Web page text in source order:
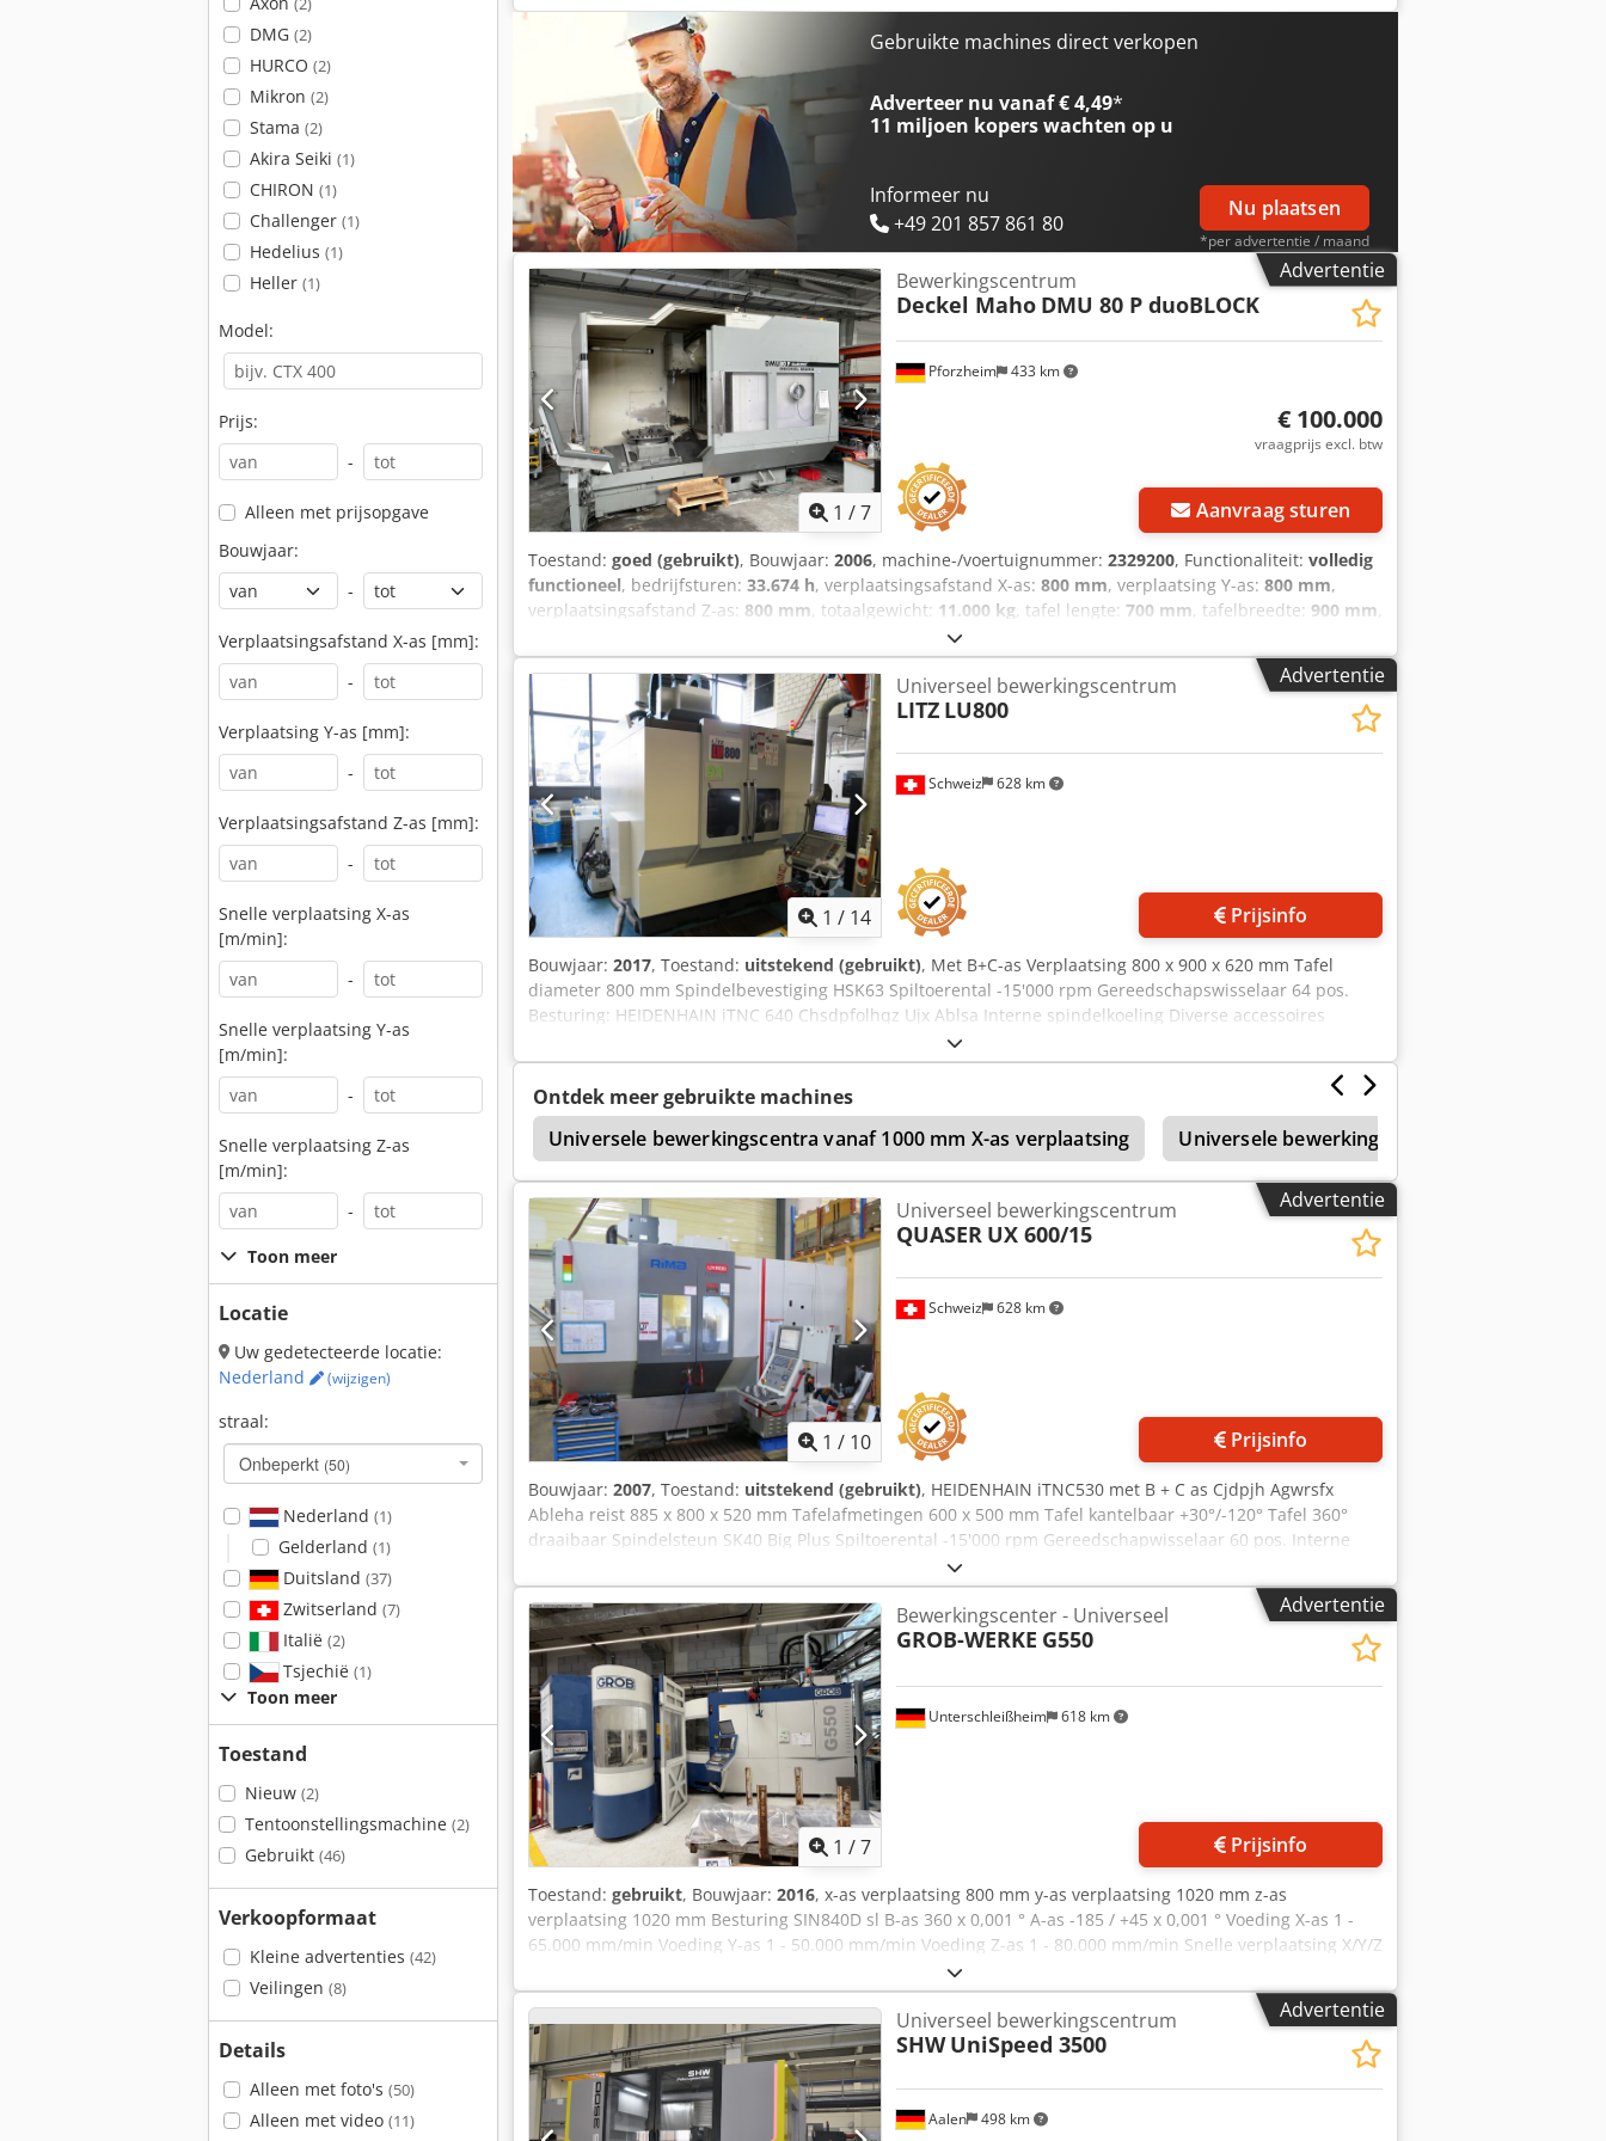
(2)
DMG (2)
HURCO (2)
Mikron (2)
Stama (2)
Akira Seiki (1)
CHIRON (1)
Challenger (1)
Hedelius (1)
Heller (1)
Model:
Prijs:
-
Alleen met prijsopgave
Bouwjaar:
-
Verplaatsingsafstand X-as [mm]:
-
Verplaatsing Y-as [mm]:
-
Verplaatsingsafstand Z-as [mm]:
-
Snelle verplaatsing X-as
[m/min]:
-
Snelle verplaatsing Y-as
[m/min]:
-
Snelle verplaatsing Z-as
[m/min]:
-
Toon meer
Locatie
Uw gedetecteerde locatie:
Nederland
(wijzigen)
straal:
Onbeperkt (50)
Nederland (1)
Gelderland (1)
Duitsland (37)
Zwitserland (7)
Italië (2)
Tsjechië (1)
Toon meer
Toestand
Nieuw (2)
Tentoonstellingsmachine (2)
Gebruikt (46)
Verkoopformaat
Kleine advertenties (42)
Veilingen (8)
Details
Alleen met foto's (50)
Alleen met video (11)
800 mm x 1.050 mm x 850 mm - Hoofdaandrijving: motoraangedreven spindel 12.000 toeren/min -
Gereedschapshouder: SK 50 - Universele freeskop met geregelde B-as - Gereedschapsmagazijn: 123
plaatsen - 3D-besturing Heidenhain TNC 640 - NC-draaitafel met palettendrager - 2 paletten d 800 mm x
630 mm - Draaipalletwisselaar Cedpfxszq S Dme Ablsha - Span hydrauliek 2/4 voor werktafel en
voorbereidingsplaats voor aansluiting van hydraulisch bediende spaninrichtingen, inclusief
paletvoorbereiding (basis machine) - IKZ 40 bar door het midden van de spindel - Spaanafvoer -
Documentatie - CE-markering - Uitgebreide verdere uitrusting ... Gedetailleerd technisch gegevensblad en
informatie over de uitrusting zijn op aanvraag beschikbaar. Zonder garantie voor de volledigheid en
juistheid van de technische gegevens en de uitrusting.
Gebruikte machines direct verkopen
Adverteer nu vanaf € 4,49*
11 miljoen koperswachten op u
Informeer nu
+49 201 857 861 80
Nu plaatsen
*per advertentie / maand
Advertentie
1 /7
Pforzheim 433 km
Bewerkingscentrum
Deckel Maho DMU 80 P duoBLOCK
€ 100.000
vraagprijs excl. btw
Aanvraag sturen
Toestand: goed (gebruikt), Bouwjaar: 2006, machine-/voertuignummer: 2329200, Functionaliteit: volledig
functioneel, bedrijfsturen: 33.674 h, verplaatsingsafstand X-as: 800 mm, verplaatsing Y-as: 800 mm,
verplaatsingsafstand Z-as: 800 mm, totaalgewicht: 11.000 kg, tafel lengte: 700 mm, tafelbreedte: 900 mm,
800 kg
MAHO, type: DMU 80 P duoBLOCK, bouwjaar: 2006, draaiuren (u): 33.674, serienr.: 2329200, verplaatsing
(X/Y/Z): 800/800/800 mm, max. spiltoerental 16.000 tpm, gereedschapshouder HSK 63, HEIDENHAIN Mill
Plus IT-besturing, G7-functie, interne koelmiddeltoevoer, 60-positie gereedschapwisselaar,
spanentransporteur, DMG-filtersysteem, serienr.: 13812-01560, DMG WK331-koelunit. Csdjrkz Rgjpfx
Abljha
Advertentie
1 / 14
Schweiz 628 km
Universeel bewerkingscentrum
LITZ LU800
Prijsinfo
Bouwjaar: 2017, Toestand: uitstekend (gebruikt), Met B+C-as Verplaatsing 800 x 900 x 620 mm Tafel
diameter 800 mm Spindelbevestiging HSK63 Spiltoerental -15'000 rpm Gereedschapswisselaar 64 pos.
Besturing: HEIDENHAIN iTNC 640 Chsdpfolhqz Ujx Ablsa Interne spindelkoeling Diverse accessoires
Ontdek meer gebruikte machines
Universele bewerkingscentra vanaf 1000 mm X-as verplaatsing
Universele bewerkingscentra 0-599 mm X-as
Maho Mh400C Maho
Advertentie
1 / 10
Schweiz 628 km
Universeel bewerkingscentrum
QUASER UX 600/15
Prijsinfo
Bouwjaar: 2007, Toestand: uitstekend (gebruikt), HEIDENHAIN iTNC530 met B + C as Cjdpjh Agwrsfx
Ableha reist 885 x 800 x 520 mm Tafelafmetingen 600 x 500 mm Tafel kantelbaar +30°/-120° Tafel 360°
draaibaar Spindelsteun SK40 Big Plus Spiltoerental -15'000 rpm Gereedschapwisselaar 60 pos. Interne
spilkoeling 3D taster Renishaw MARCELS MACHINES CH
Advertentie
1 /7
Unterschleißheim 618 km
Bewerkingscenter - Universeel
GROB-WERKE G550
Prijsinfo
Toestand: gebruikt, Bouwjaar: 2016, x-as verplaatsing 800 mm y-as verplaatsing 1020 mm z-as
verplaatsing 1020 mm Besturing SIN840D sl B-as 360 x 0,001 ° A-as -185 / +45 x 0,001 ° Voeding X-as 1 -
65.000 mm/min Voeding Y-as 1 - 50.000 mm/min Voeding Z-as 1 - 80.000 mm/min Snelle verplaatsing X/Y/Z
60 / 50 / 80 m/min Csdpfx Abjzrpnfoljha Spindeltoerentallen - traploos 1 - 16.000 omw/min
Aandrijfvermogen 100% ED 25,00 kW Aandrijfvermogen 40% ED 32,00 kW Koppel bij 40% / 100% ED 206 /
159 Nm Spindeldiameter in het voorste lager 70 mm Gereedschapopname HSK-A63
Gereedschapmagazijn: 272 Gereedschapslengte - max. 400 / 465 mm Gereedschapsdiameter 68 mm
Gereedschapsdiameter bij vrije ruimte 160 mm Totaal gewicht gereedschap 8,00 kg Span-tot-span tijd 4,2
sec. Palletgrootte 630x630 mm Werkstukgewicht 700 kg Effectieve cirkeldiameter 900 mm Totaal
vermogensverbruik 50,00 kW Machinegewicht ca. 32,00 t Benodigde ruimte ca. 10,00 x 6,00 x H3,50 m 5-
Advertentie
Aalen 498 km
Universeel bewerkingscentrum
SHW UniSpeed 3500